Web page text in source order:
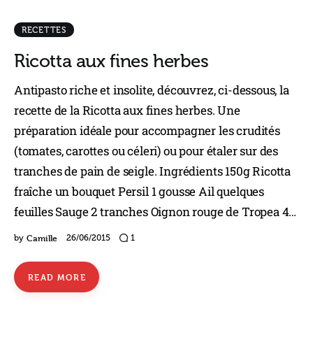
RECETTES
Ricotta aux fines herbes
Antipasto riche et insolite, découvrez, ci-dessous, la
recette de la Ricotta aux fines herbes. Une
préparation idéale pour accompagner les crudités
(tomates, carottes ou céleri) ou pour étaler sur des
tranches de pain de seigle. Ingrédients 150g Ricotta
fraîche un bouquet Persil 1 gousse Ail quelques
feuilles Sauge 2 tranches Oignon rouge de Tropea 4…
by Camille 26/06/2015 1
READ MORE